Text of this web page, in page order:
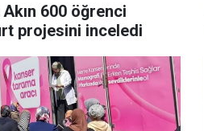
600 öğrenci
projesini inceledi